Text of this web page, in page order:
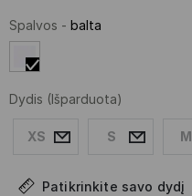
Spalvos - balta
Dydis (Išparduota)
XS S M
Patikrinkite savo dydį